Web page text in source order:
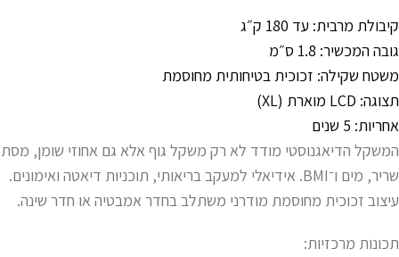
קיבולת מרבית: עד 180 ק״ג
גובה המכשיר: 1.8 ס״מ
משטח שקילה: זכוכית בטיחותית מחוסמת
תצוגה: LCD מוארת (XL)
אחריות: 5 שנים
המשקל הדיאגנוסטי מודד לא רק משקל גוף אלא גם אחוזי שומן, מסת
שריר, מים ו־BMI. אידיאלי למעקב בריאותי, תוכניות דיאטה ואימונים.
עיצוב זכוכית מחוסמת מודרני משתלב בחדר אמבטיה או חדר שינה.
תכונות מרכזיות: